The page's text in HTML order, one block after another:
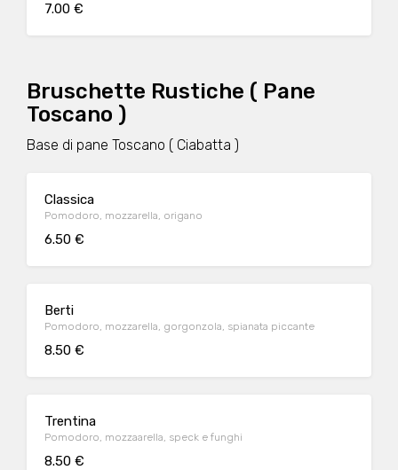
7.00 €
Bruschette Rustiche ( Pane
Toscano )
Base di pane Toscano ( Ciabatta )
Classica
Pomodoro, mozzarella, origano
6.50 €
Berti
Pomodoro, mozzarella, gorgonzola, spianata piccante
8.50 €
Trentina
Pomodoro, mozzaarella, speck e funghi
8.50 €